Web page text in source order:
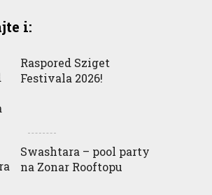
i:
Raspored Sziget
Festivala 2026!
Swashtara – pool party
na Zonar Rooftopu